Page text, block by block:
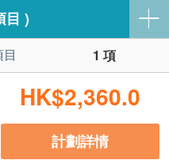
目 )
1 項
HK$2,360.0
計劃詳情